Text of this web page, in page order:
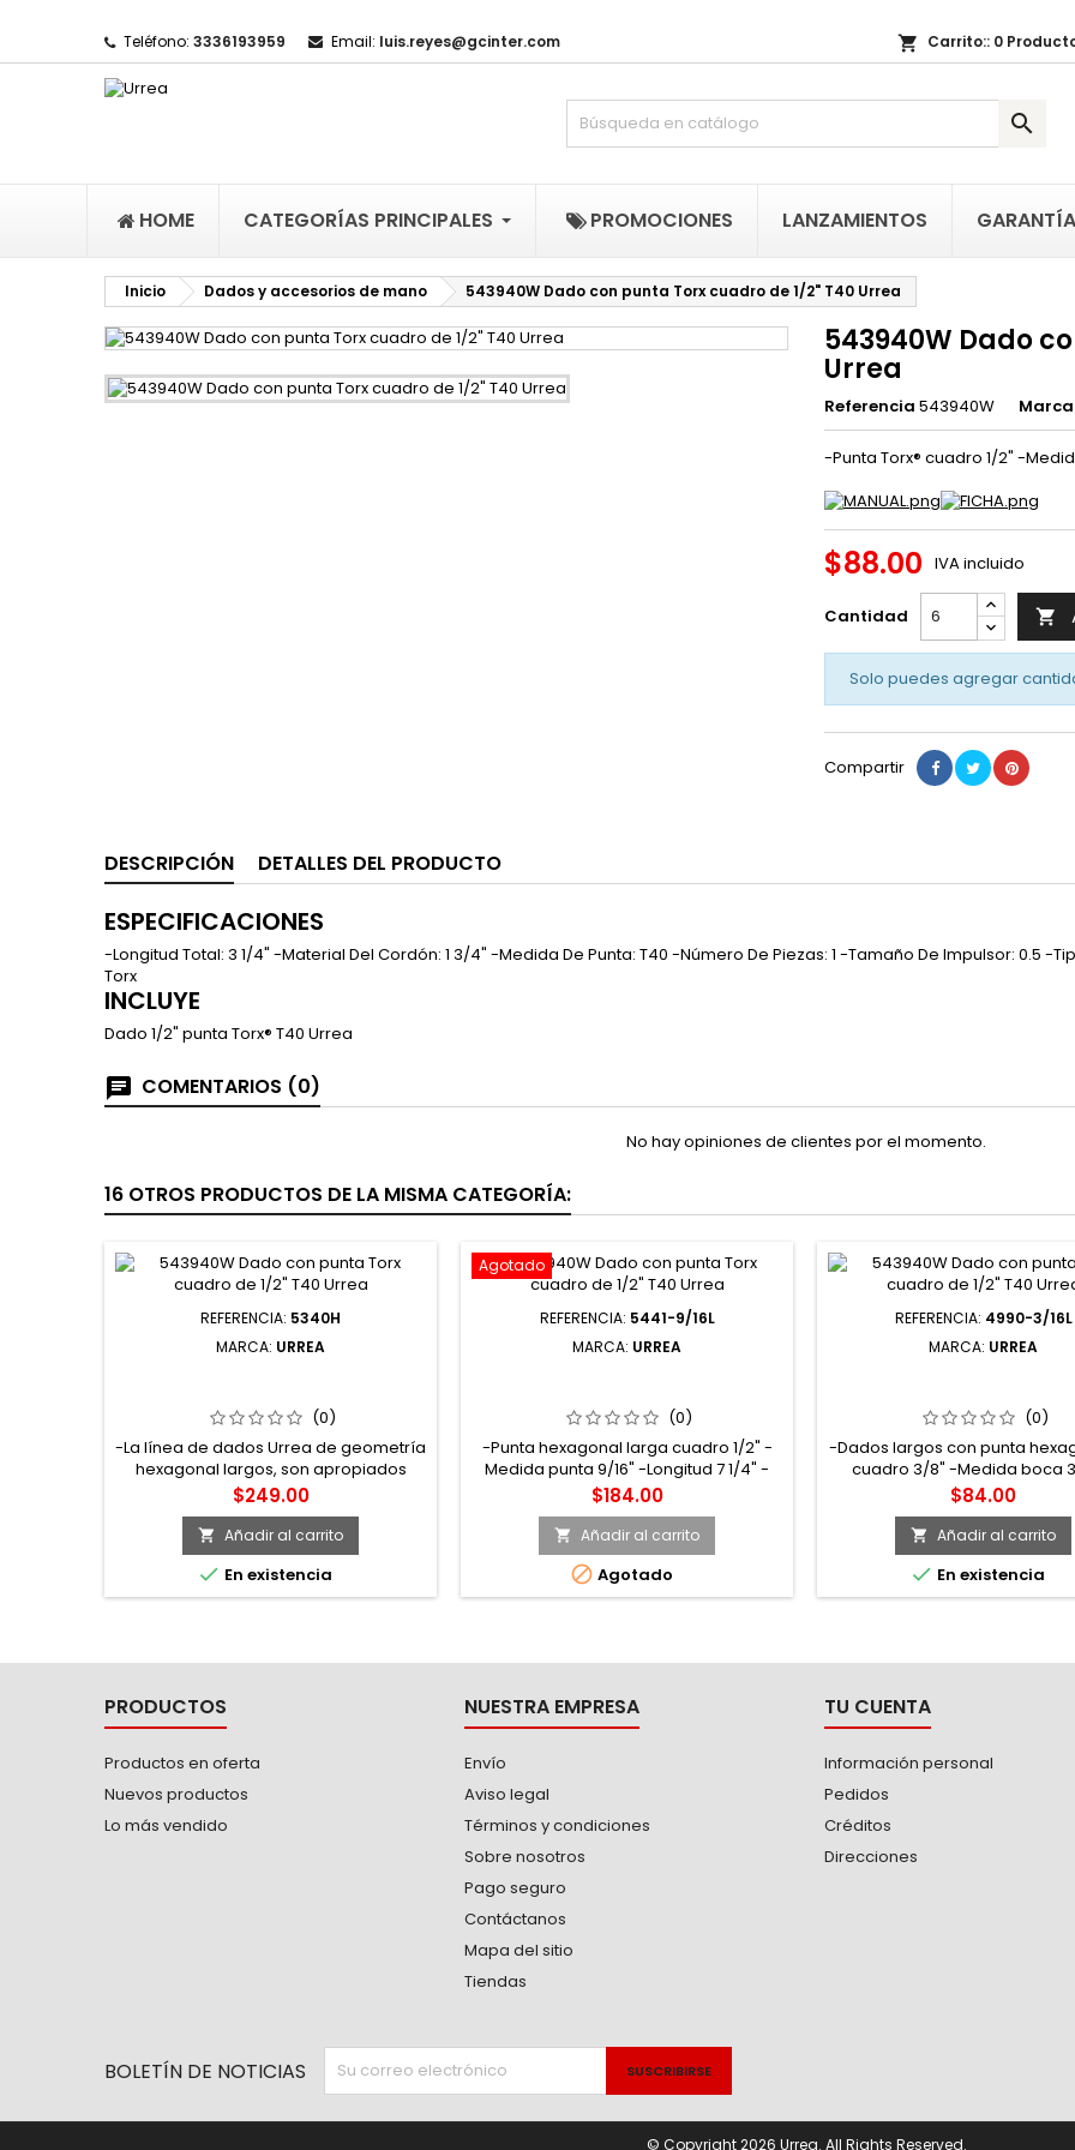
Teléfono: 3336193959 Email: luis.reyes@gcinter.com shopping_cart Carrito:: 0

HOME CATEGORÍAS PRINCIPALES PROMOCIONES LANZAMIENTOS
Inicio Dados y accesorios de mano 543940W Dado con punta Torx cuadro de 1/2" T40 Urrea
543940W Dado
Urrea
Referencia 543940W Marca
-Punta Torx® cuadro 1/2" -
$88.00 IVA incluido
Cantidad 
Solo puedes agregar
Compartir
DESCRIPCIÓN DETALLES DEL PRODUCTO
ESPECIFICACIONES
-Longitud Total: 3 1/4" -Material Del Cordón: 1 3/4" -Medida De Punta: T40 -Número De Piezas: 1 -Tamaño De Impulsor: 0.5 -
Torx
INCLUYE
Dado 1/2" punta Torx® T40 Urrea
COMENTARIOS (0)
No hay opiniones de clientes por el momento.
16 OTROS PRODUCTOS DE LA MISMA CATEGORÍA:
REFERENCIA: 5340H
MARCA: URREA
URREA
(0)
-La línea de dados Urrea de geometría
hexagonal largos, son apropiados
para lugares profundos, diseñados
para usarse en tuercas donde el
espárrago sobresale del nivel de la
tuerca, permitiendo el dado alojar el
espárrago para acceder a la tuerca -
Su diseño de 6 puntas permite mayor
Precio
$249.00
 Añadir al carrito
 En existencia
Agotado
REFERENCIA: 5441-9/16L
MARCA: URREA
DE 1/2" EN PULGADAS 9/16" URREA
(0)
-Punta hexagonal larga cuadro 1/2" -
Medida punta 9/16" -Longitud 7 1/4" -
Tipo ll
Precio
$184.00
 Añadir al carrito
 Agotado
REFERENCIA: 4990-3/16L
MARCA: URREA
DE 3/8" 6 PUNTAS EN
3/16" URREA
(0)
-Dados largos con punta
cuadro 3/8" -Medida boca
Longitud 6" -Tipo l
Precio
$84.00
 Añadir al carrito
 En existencia
PRODUCTOS
Productos en oferta
Nuevos productos
Lo más vendido
NUESTRA EMPRESA
Envío
Aviso legal
Términos y condiciones
Sobre nosotros
Pago seguro
Contáctanos
Mapa del sitio
Tiendas
TU CUENTA
Información personal
Pedidos
Créditos
Direcciones
Mi lista de regalos
((title))
((label))
((cancelText))
Iniciar sesión
Debe iniciar sesión para guardar productos en su lista de deseos.
((loginText))
BOLETÍN DE NOTICIAS
© Copyright 2026 Urrea. All Rights Reserved.